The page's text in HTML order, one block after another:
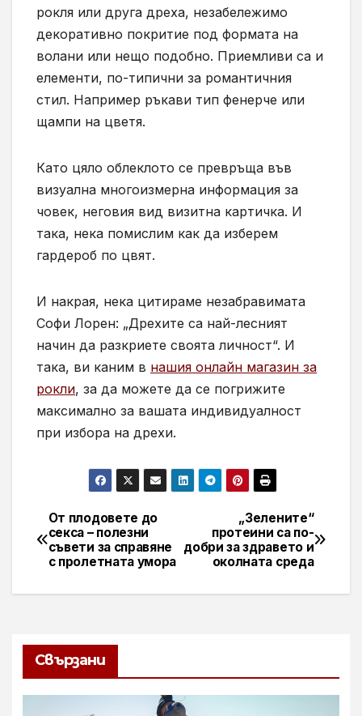
рокля или друга дреха, незабележимо
декоративно покритие под формата на
волани или нещо подобно. Приемливи са и
елементи, по-типични за романтичния
стил. Например ръкави тип фенерче или
щампи на цветя.
Като цяло облеклото се превръща във
визуална многоизмерна информация за
човек, неговия вид визитна картичка. И
така, нека помислим как да изберем
гардероб по цвят.
И накрая, нека цитираме незабравимата
Софи Лорен: „Дрехите са най-лесният
начин да разкриете своята личност“. И
така, ви каним в нашия онлайн магазин за
рокли, за да можете да се погрижите
максимално за вашата индивидуалност
при избора на дрехи.
Навигация
„Зелените“
протеини са по-
добри за здравето и
околната среда
От плодовете до
секса – полезни
съвети за справяне
с пролетната умора
Свързани